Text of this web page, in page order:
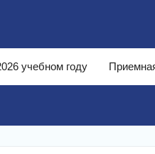
учебном году